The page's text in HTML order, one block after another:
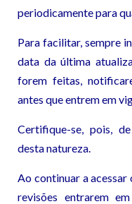
periodicamente para
Para facilitar, sempre
data da última
forem feitas,
antes que entrem em
Certifique-se, pois,
desta natureza.
Ao continuar a acessar
revisões entrarem